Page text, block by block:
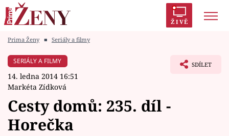
ŽIVĚ
Módní alarm
Témata
Prima Ženy ■ Seriály a filmy
SERIÁLY A FILMY
14. ledna 2014 16:51
Markéta Zídková
SDÍLET
Cesty domů: 235. díl -
Horečka